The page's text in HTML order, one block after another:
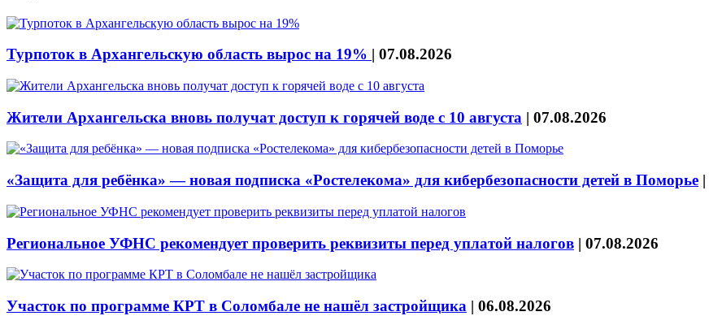
Турпоток в Архангельскую область вырос на 19% | 07.08.2026
Жители Архангельска вновь получат доступ к горячей воде с 10 августа | 07.08.2026
«Защита для ребёнка» — новая подписка «Ростелекома» для кибербезопасности детей в Поморье |
Региональное УФНС рекомендует проверить реквизиты перед уплатой налогов | 07.08.2026
Участок по программе КРТ в Соломбале не нашёл застройщика | 06.08.2026